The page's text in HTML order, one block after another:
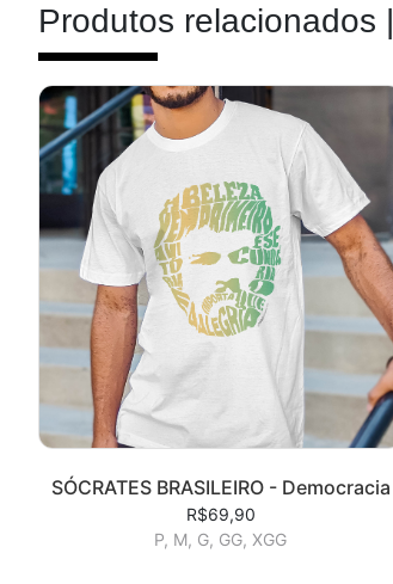
Produtos relacionados |
SÓCRATES BRASILEIRO - Democracia
R$69,90
P, M, G, GG, XGG